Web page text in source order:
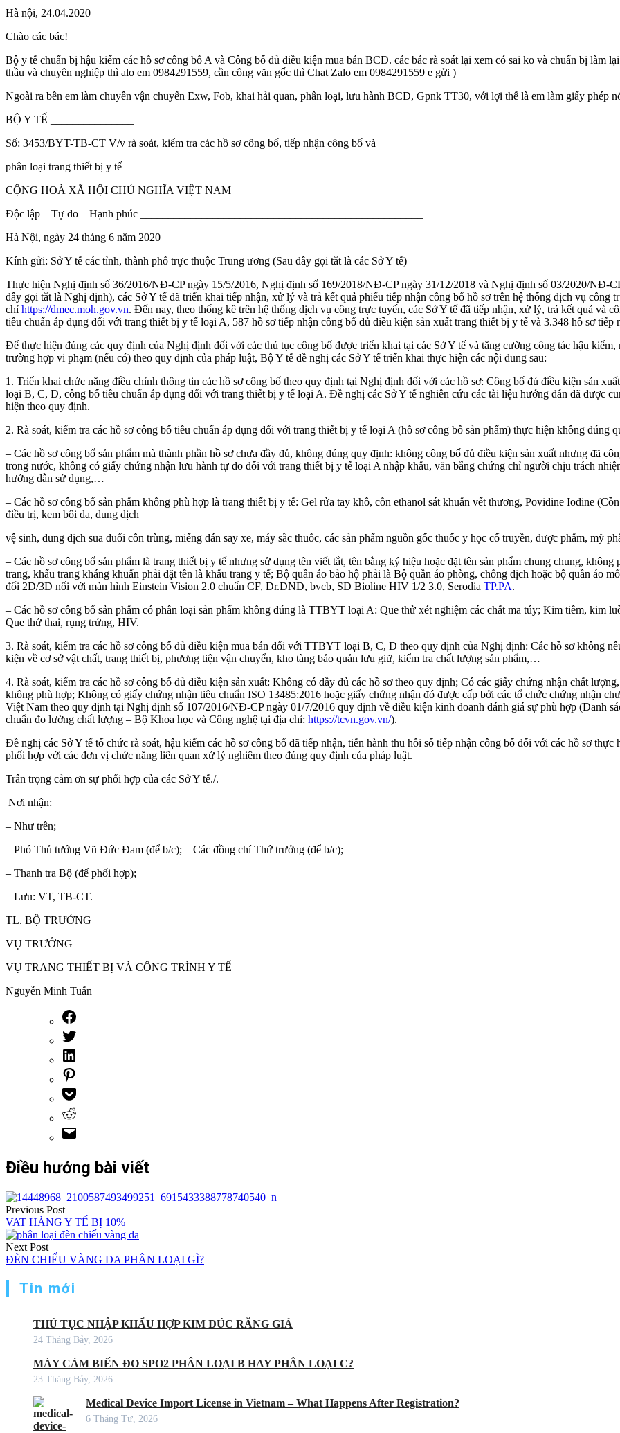
Hà nội, 24.04.2020
Chào các bác!
Bộ y tế chuẩn bị hậu kiểm các hồ sơ công bố A và Công bố đủ điều kiện mua bán BCD. các bác rà soát lại xem có sai ko và chuẩn bị làm
thầu và chuyên nghiệp thì alo em 0984291559, cần công văn gốc thì Chat Zalo em 0984291559 e gửi )
Ngoài ra bên em làm chuyên vận chuyển Exw, Fob, khai hải quan, phân loại, lưu hành BCD, Gpnk TT30, với lợi thế là em làm giấy phép
BỘ Y TẾ _______________
Số: 3453/BYT-TB-CT V/v rà soát, kiểm tra các hồ sơ công bố, tiếp nhận công bố và
phân loại trang thiết bị y tế
CỘNG HOÀ XÃ HỘI CHỦ NGHĨA VIỆT NAM
Độc lập – Tự do – Hạnh phúc ___________________________________________________
Hà Nội, ngày 24 tháng 6 năm 2020
Kính gửi: Sở Y tế các tỉnh, thành phố trực thuộc Trung ương (Sau đây gọi tắt là các Sở Y tế)
Thực hiện Nghị định số 36/2016/NĐ-CP ngày 15/5/2016, Nghị định số 169/2018/NĐ-CP ngày 31/12/2018 và Nghị định số 03/2020/NĐ-
đây gọi tắt là Nghị định), các Sở Y tế đã triển khai tiếp nhận, xử lý và trả kết quả phiếu tiếp nhận công bố hồ sơ trên hệ thống dịch vụ
chỉ https://dmec.moh.gov.vn. Đến nay, theo thống kê trên hệ thống dịch vụ công trực tuyến, các Sở Y tế đã tiếp nhận, xử lý, trả kết quả và
tiêu chuẩn áp dụng đối với trang thiết bị y tế loại A, 587 hồ sơ tiếp nhận công bố đủ điều kiện sản xuất trang thiết bị y tế và 3.348 hồ sơ
Để thực hiện đúng các quy định của Nghị định đối với các thủ tục công bố được triển khai tại các Sở Y tế và tăng cường công tác hậu
trường hợp vi phạm (nếu có) theo quy định của pháp luật, Bộ Y tế đề nghị các Sở Y tế triển khai thực hiện các nội dung sau:
1. Triển khai chức năng điều chỉnh thông tin các hồ sơ công bố theo quy định tại Nghị định đối với các hồ sơ: Công bố đủ điều kiện sản
loại B, C, D, công bố tiêu chuẩn áp dụng đối với trang thiết bị y tế loại A. Đề nghị các Sở Y tế nghiên cứu các tài liệu hướng dẫn đã được
hiện theo quy định.
2. Rà soát, kiểm tra các hồ sơ công bố tiêu chuẩn áp dụng đối với trang thiết bị y tế loại A (hồ sơ công bố sản phẩm) thực hiện không đúng
– Các hồ sơ công bố sản phẩm mà thành phần hồ sơ chưa đầy đủ, không đúng quy định: không công bố đủ điều kiện sản xuất nhưng đã
trong nước, không có giấy chứng nhận lưu hành tự do đối với trang thiết bị y tế loại A nhập khẩu, văn bằng chứng chỉ người chịu trách
hướng dẫn sử dụng,…
– Các hồ sơ công bố sản phẩm không phù hợp là trang thiết bị y tế: Gel rửa tay khô, cồn ethanol sát khuẩn vết thương, Povidine Iodine
điều trị, kem bôi da, dung dịch
vệ sinh, dung dịch sua đuổi côn trùng, miếng dán say xe, máy sắc thuốc, các sản phẩm nguồn gốc thuốc y học cổ truyền, dược phẩm, mỹ
– Các hồ sơ công bố sản phẩm là trang thiết bị y tế nhưng sử dụng tên viết tắt, tên bằng ký hiệu hoặc đặt tên sản phẩm chung chung,
trang, khẩu trang kháng khuẩn phải đặt tên là khẩu trang y tế; Bộ quần áo bảo hộ phải là Bộ quần áo phòng, chống dịch hoặc bộ quần
đổi 2D/3D nối với màn hình Einstein Vision 2.0 chuẩn CF, Dr.DND, bvcb, SD Bioline HIV 1/2 3.0, Serodia TP.PA.
– Các hồ sơ công bố sản phẩm có phân loại sản phẩm không đúng là TTBYT loại A: Que thử xét nghiệm các chất ma túy; Kim tiêm, kim
Que thử thai, rụng trứng, HIV.
3. Rà soát, kiểm tra các hồ sơ công bố đủ điều kiện mua bán đối với TTBYT loại B, C, D theo quy định của Nghị định: Các hồ sơ không
kiện về cơ sở vật chất, trang thiết bị, phương tiện vận chuyển, kho tàng bảo quản lưu giữ, kiểm tra chất lượng sản phẩm,…
4. Rà soát, kiểm tra các hồ sơ công bố đủ điều kiện sản xuất: Không có đầy đủ các hồ sơ theo quy định; Có các giấy chứng nhận chất
không phù hợp; Không có giấy chứng nhận tiêu chuẩn ISO 13485:2016 hoặc giấy chứng nhận đó được cấp bởi các tổ chức chứng nhận
Việt Nam theo quy định tại Nghị định số 107/2016/NĐ-CP ngày 01/7/2016 quy định về điều kiện kinh doanh đánh giá sự phù hợp (Danh
chuẩn đo lường chất lượng – Bộ Khoa học và Công nghệ tại địa chỉ: https://tcvn.gov.vn/).
Đề nghị các Sở Y tế tổ chức rà soát, hậu kiểm các hồ sơ công bố đã tiếp nhận, tiến hành thu hồi số tiếp nhận công bố đối với các hồ sơ
phối hợp với các đơn vị chức năng liên quan xử lý nghiêm theo đúng quy định của pháp luật.
Trân trọng cảm ơn sự phối hợp của các Sở Y tế./.
Nơi nhận:
– Như trên;
– Phó Thủ tướng Vũ Đức Đam (để b/c); – Các đồng chí Thứ trưởng (để b/c);
– Thanh tra Bộ (để phối hợp);
– Lưu: VT, TB-CT.
TL. BỘ TRƯỞNG
VỤ TRƯỞNG
VỤ TRANG THIẾT BỊ VÀ CÔNG TRÌNH Y TẾ
Nguyễn Minh Tuấn
Điều hướng bài viết
Previous Post
VAT HÀNG Y TẾ BỊ 10%
Next Post
ĐÈN CHIẾU VÀNG DA PHÂN LOẠI GÌ?
Tin mới
THỦ TỤC NHẬP KHẨU HỢP KIM ĐÚC RĂNG GIẢ
24 Tháng Bảy, 2026
MÁY CẢM BIẾN ĐO SPO2 PHÂN LOẠI B HAY PHÂN LOẠI C?
23 Tháng Bảy, 2026
Medical Device Import License in Vietnam – What Happens After Registration?
6 Tháng Tư, 2026